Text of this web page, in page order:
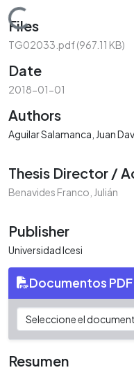
Loading...
Files
TG02033.pdf(967.11 KB)
Date
2018-01-01
Authors
Aguilar Salamanca, Juan
Thesis Director /
Benavides Franco, Julián
Publisher
Universidad Icesi
Documentos PDF
Resumen